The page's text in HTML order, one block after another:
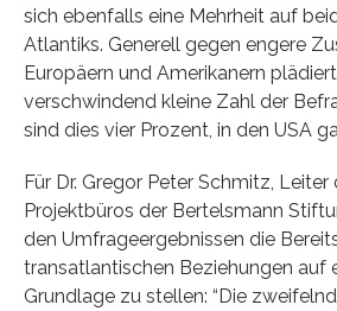
sich ebenfalls eine Mehrheit auf
Atlantiks. Generell gegen engere
Europäern und Amerikanern
verschwindend kleine Zahl der
sind dies vier Prozent, in den USA
Für Dr. Gregor Peter Schmitz, Leiter
Projektbüros der Bertelsmann
den Umfrageergebnissen die
transatlantischen Beziehungen auf
Grundlage zu stellen: “Die